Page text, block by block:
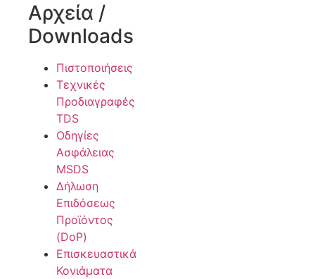
Αρχεία /
Downloads
Πιστοποιήσεις
Τεχνικές
Προδιαγραφές
TDS
Οδηγίες
Ασφάλειας
MSDS
Δήλωση
Επιδόσεως
Προϊόντος
(DoP)
Επισκευαστικά
Κονιάματα